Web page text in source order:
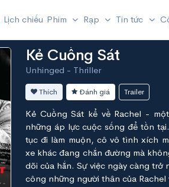
Lịch chiếu Phim Rạp Tin tức
Kẻ Cuồng Sát
Unhinged - Thriller
Thích Đánh giá Trailer
Kẻ Cuồng Sát kể về Rachel -
những áp lực cuộc sống để tồn
tục đi làm muộn, cô vô tình xích
xe khác đang chắn đường mà
dõi của hắn. Sự việc ngày càng
công những người thân của